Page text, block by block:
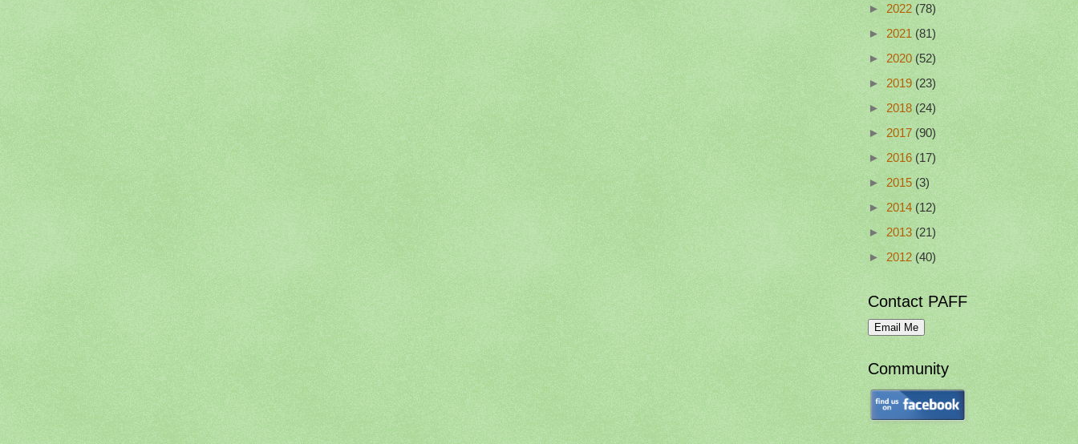
► 2022 (78)
► 2021 (81)
► 2020 (52)
► 2019 (23)
► 2018 (24)
► 2017 (90)
► 2016 (17)
► 2015 (3)
► 2014 (12)
► 2013 (21)
► 2012 (40)
Contact PAFF
Community